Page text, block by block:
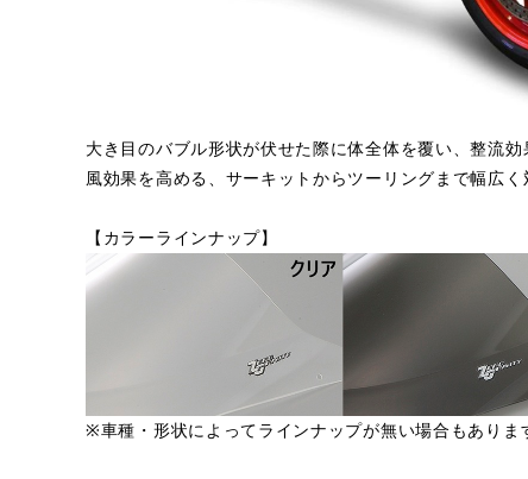
大き目のバブル形状が伏せた際に体全体を覆い、整流
風効果を高める、サーキットからツーリングまで幅広く
【カラーラインナップ】
※車種・形状によってラインナップが無い場合もありま